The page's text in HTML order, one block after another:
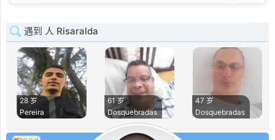
💕
遇到 人 Risaralda
28 岁
Pereira
61 岁
Dosquebradas
47 岁
Dosquebradas